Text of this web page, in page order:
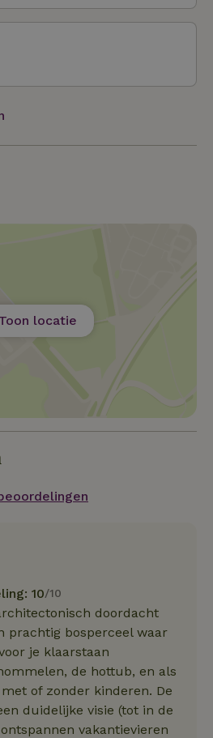
spelen in het speelbos
Na je boeking ontvang je
info en tips.
Toon locatie
10/10
doordacht
prachtig bosperceel waar
je klaarstaan
de hottub, en als
of zonder kinderen. De
duidelijke visie (tot in de
vakantievieren